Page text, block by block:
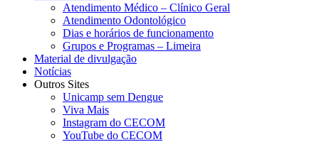
Atendimento Médico – Clínico Geral
Atendimento Odontológico
Dias e horários de funcionamento
Grupos e Programas – Limeira
Material de divulgação
Notícias
Outros Sites
Unicamp sem Dengue
Viva Mais
Instagram do CECOM
YouTube do CECOM